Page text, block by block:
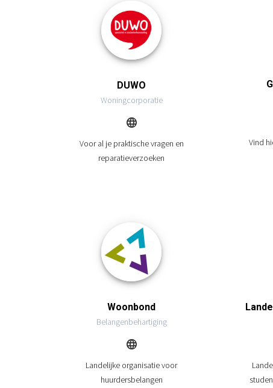
DUWO
Woningcorporatie
Voor al je praktische vragen en
reparatieverzoeken
Vind
Woonbond
Belangenbehartiging
Landelijke organisatie voor
huurdersbelangen